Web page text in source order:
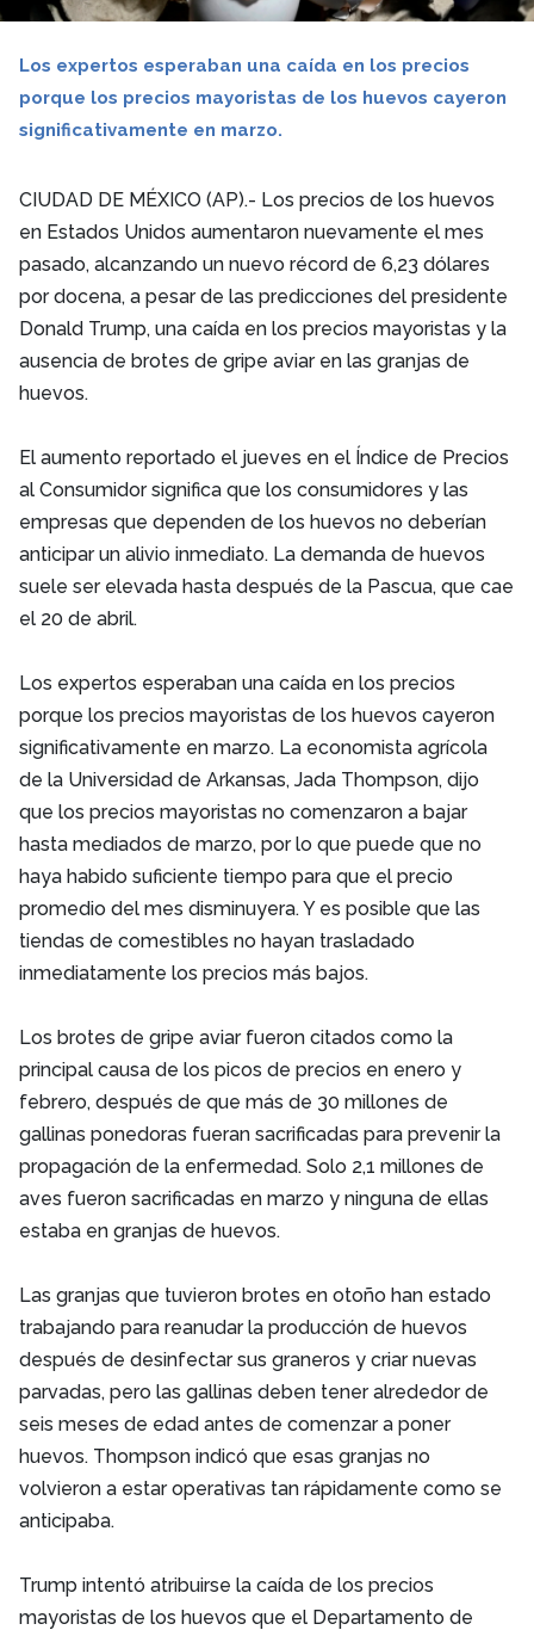
Los expertos esperaban una caída en los precios
porque los precios mayoristas de los huevos cayeron
significativamente en marzo.
CIUDAD DE MÉXICO (AP).- Los precios de los huevos
en Estados Unidos aumentaron nuevamente el mes
pasado, alcanzando un nuevo récord de 6,23 dólares
por docena, a pesar de las predicciones del presidente
Donald Trump, una caída en los precios mayoristas y la
ausencia de brotes de gripe aviar en las granjas de
huevos.
El aumento reportado el jueves en el Índice de Precios
al Consumidor significa que los consumidores y las
empresas que dependen de los huevos no deberían
anticipar un alivio inmediato. La demanda de huevos
suele ser elevada hasta después de la Pascua, que cae
el 20 de abril.
Los expertos esperaban una caída en los precios
porque los precios mayoristas de los huevos cayeron
significativamente en marzo. La economista agrícola
de la Universidad de Arkansas, Jada Thompson, dijo
que los precios mayoristas no comenzaron a bajar
hasta mediados de marzo, por lo que puede que no
haya habido suficiente tiempo para que el precio
promedio del mes disminuyera. Y es posible que las
tiendas de comestibles no hayan trasladado
inmediatamente los precios más bajos.
Los brotes de gripe aviar fueron citados como la
principal causa de los picos de precios en enero y
febrero, después de que más de 30 millones de
gallinas ponedoras fueran sacrificadas para prevenir la
propagación de la enfermedad. Solo 2,1 millones de
aves fueron sacrificadas en marzo y ninguna de ellas
estaba en granjas de huevos.
Las granjas que tuvieron brotes en otoño han estado
trabajando para reanudar la producción de huevos
después de desinfectar sus graneros y criar nuevas
parvadas, pero las gallinas deben tener alrededor de
seis meses de edad antes de comenzar a poner
huevos. Thompson indicó que esas granjas no
volvieron a estar operativas tan rápidamente como se
anticipaba.
Trump intentó atribuirse la caída de los precios
mayoristas de los huevos que el Departamento de